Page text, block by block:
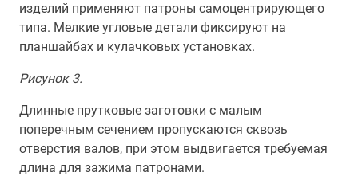
изделий применяют патроны самоцентрирующего
типа. Мелкие угловые детали фиксируют на
планшайбах и кулачковых установках.
Рисунок 3.
Длинные прутковые заготовки с малым
поперечным сечением пропускаются сквозь
отверстия валов, при этом выдвигается требуемая
длина для зажима патронами.